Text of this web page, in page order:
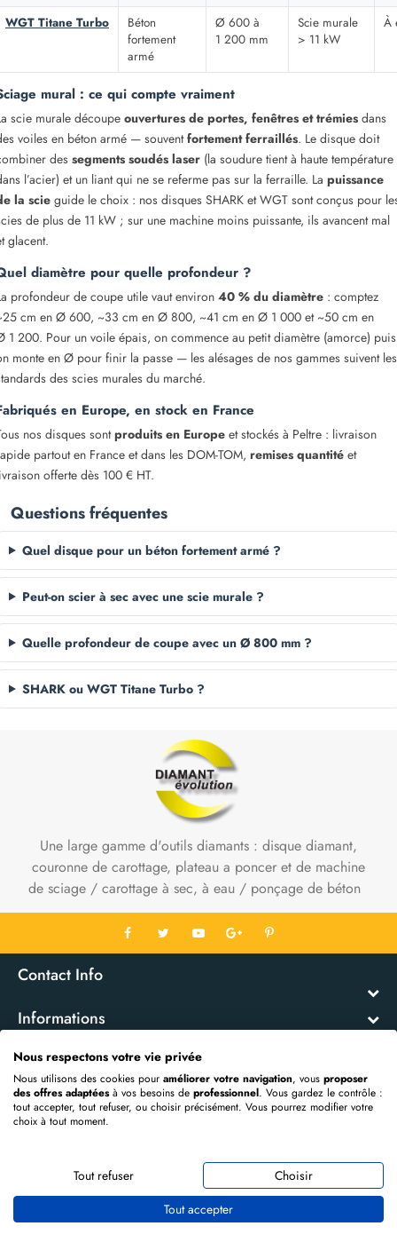
WGT Titane Turbo
Béton
fortement
armé
Ø 600 à
1 200 mm
Scie murale
> 11 kW
À
mural : ce qui compte vraiment
scie murale découpe ouvertures de portes, fenêtres et trémies dans
voiles en béton armé — souventfortement ferraillés. Le disque doit
des segments soudés laser (la soudure tient à haute température
l’acier) et un liant qui ne se referme pas sur la ferraille. La puissance
la scie guide le choix : nos disques SHARK et WGT sont conçus pour
de plus de 11 kW ; sur une machine moins puissante, ils avancent mal
glacent.
diamètre pour quelle profondeur ?
profondeur de coupe utile vaut environ 40 % du diamètre : comptez
cm en Ø 600, ~33 cm en Ø 800, ~41 cm en Ø 1 000 et ~50 cm en
1 200. Pour un voile épais, on commence au petit diamètre (amorce) puis
monte en Ø pour finir la passe — les alésages de nos gammes suivent les
des scies murales du marché.
en Europe, en stock en France
nos disques sontproduits en Europe et stockés à Peltre : livraison
partout en France et dans les DOM-TOM, remises quantité et
offerte dès 100 € HT.
Questions fréquentes
Quel disque pour un béton fortement armé ?
Peut-on scier à sec avec une scie murale ?
Quelle profondeur de coupe avec un Ø 800 mm ?
SHARK ou WGT Titane Turbo ?
Une large gamme d'outils diamants : disque diamant,
couronne de carottage, plateau a poncer et de machine
de sciage / carottage à sec, à eau / ponçage de béton
Contact Info
Informations
Mon Compte
Extras
DIAMANT EVOLUTION © 2026
Nous respectons votre vie privée
Nous utilisons des cookies pour améliorer votre navigation, vous proposer
des offres adaptéesà vos besoins de professionnel. Vous gardez le contrôle :
tout accepter, tout refuser, ou choisir précisément. Vous pourrez modifier votre
choix à tout moment.
Tout refuser
Choisir
Tout accepter